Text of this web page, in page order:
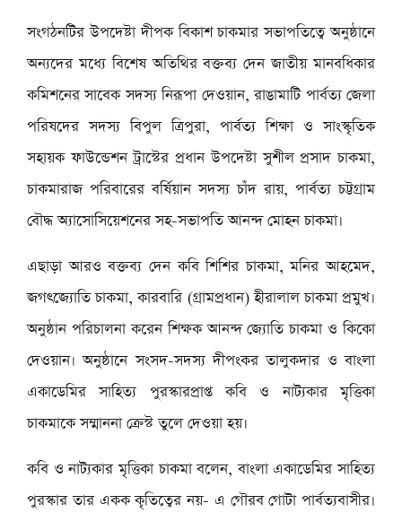
সংগঠনটির উপদেষ্টা দীপক বিকাশ চাকমার সভাপতিত্বে অনুষ্ঠানে
অন্যদের মধ্যে বিশেষ অতিথির বক্তব্য দেন জাতীয় মানবধিকার
কমিশনের সাবেক সদস্য নিরূপা দেওয়ান, রাঙামাটি পার্বত্য জেলা
পরিষদের সদস্য বিপুল ত্রিপুরা, পার্বত্য শিক্ষা ও সাংস্কৃতিক
সহায়ক ফাউন্ডেশন ট্রাস্টের প্রধান উপদেষ্টা সুশীল প্রসাদ চাকমা,
চাকমারাজ পরিবারের বর্ষিয়ান সদস্য চাঁদ রায়, পার্বত্য চট্টগ্রাম
বৌদ্ধ অ্যাসোসিয়েশনের সহ-সভাপতি আনন্দ মোহন চাকমা।
এছাড়া আরও বক্তব্য দেন কবি শিশির চাকমা, মনির আহমেদ,
জগৎজ্যোতি চাকমা, কারবারি (গ্রামপ্রধান) হীরালাল চাকমা প্রমুখ।
অনুষ্ঠান পরিচালনা করেন শিক্ষক আনন্দ জ্যোতি চাকমা ও কিকো
দেওয়ান। অনুষ্ঠানে সংসদ-সদস্য দীপংকর তালুকদার ও বাংলা
একাডেমির সাহিত্য পুরস্কারপ্রাপ্ত কবি ও নাট্যকার মৃত্তিকা
চাকমাকে সম্মাননা ক্রেস্ট তুলে দেওয়া হয়।
কবি ও নাট্যকার মৃত্তিকা চাকমা বলেন, বাংলা একাডেমির সাহিত্য
পুরস্কার তার একক কৃতিত্বের নয়- এ গৌরব গোটা পার্বত্যবাসীর।